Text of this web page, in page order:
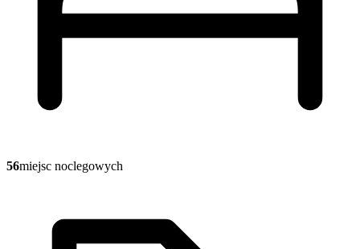
56miejsc noclegowych